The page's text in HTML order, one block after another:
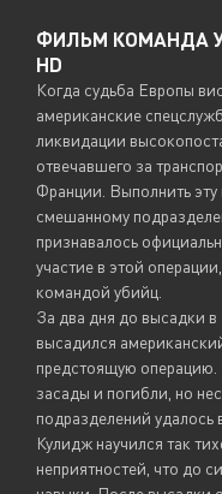
ФИЛЬМ КОМАНДА
HD
Когда судьба Европы
американские
ликвидации
отвечавшего за
Франции. Выполнить
смешанному
признавалось
участие в этой
командой убийц.
За два дня до высадки
высадился
предстоящую операцию.
засады и погибли, но
подразделений
Кулидж научился так
неприятностей, что до